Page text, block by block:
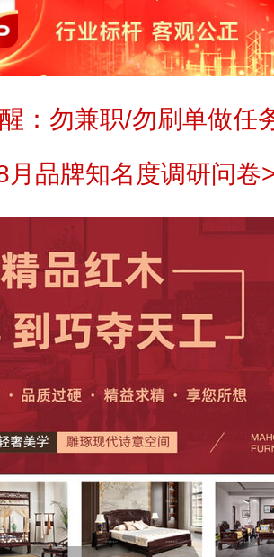
：勿兼职/勿刷单做任
月品牌知名度调研问卷